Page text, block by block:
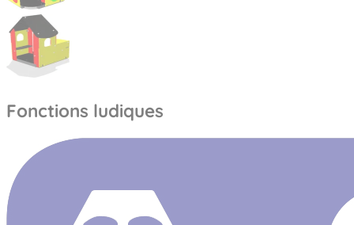
Fonctions ludiques